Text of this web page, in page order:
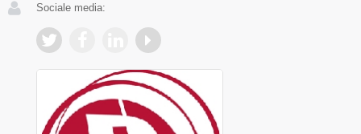
Sociale media: